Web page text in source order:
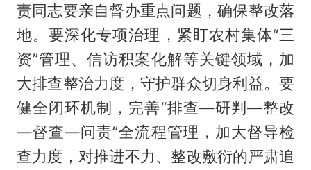
责同志要亲自督办重点问题，确保整改落
地。要深化专项治理，紧盯农村集体“三
资”管理、信访积案化解等关键领域，加
大排查整治力度，守护群众切身利益。要
健全闭环机制，完善“排查—研判—整改
—督查—问责”全流程管理，加大督导检
查力度，对推进不力、整改敷衍的严肃追